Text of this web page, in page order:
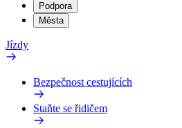
Podpora
Města
Jízdy
Bezpečnost cestujících
Staňte se řidičem